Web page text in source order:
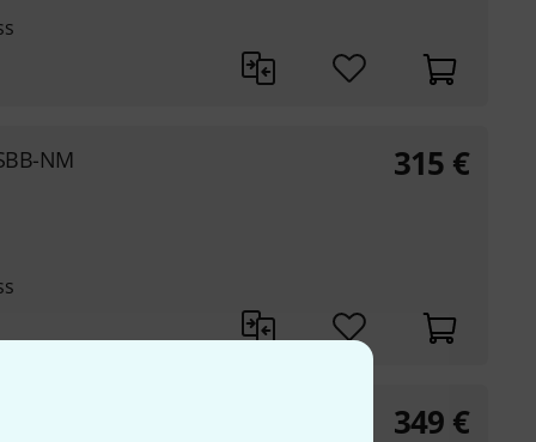
NM 315 €
349 €